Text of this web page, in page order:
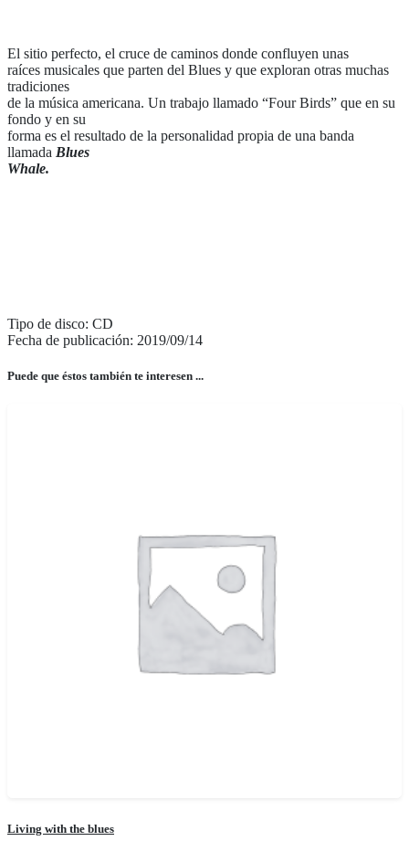
El sitio perfecto, el cruce de caminos donde confluyen unas
raíces musicales que parten del Blues y que exploran otras muchas
tradiciones
de la música americana. Un trabajo llamado “Four Birds” que en su
fondo y en su
forma es el resultado de la personalidad propia de una banda
llamada Blues
Whale.
Tipo de disco: CD
Fecha de publicación: 2019/09/14
Puede que éstos también te interesen ...
Living with the blues